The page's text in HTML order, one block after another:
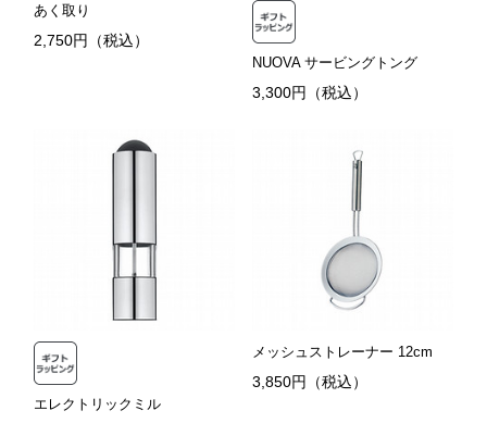
あく取り
2,750円（税込）
NUOVA サービングトング
3,300円（税込）
エレクトリックミル
メッシュストレーナー 12cm
3,850円（税込）